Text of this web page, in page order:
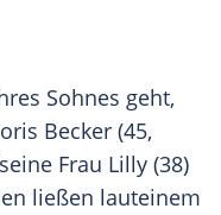
Sohnes geht,
Becker (45,
Frau Lilly (38)
ließen lauteinem